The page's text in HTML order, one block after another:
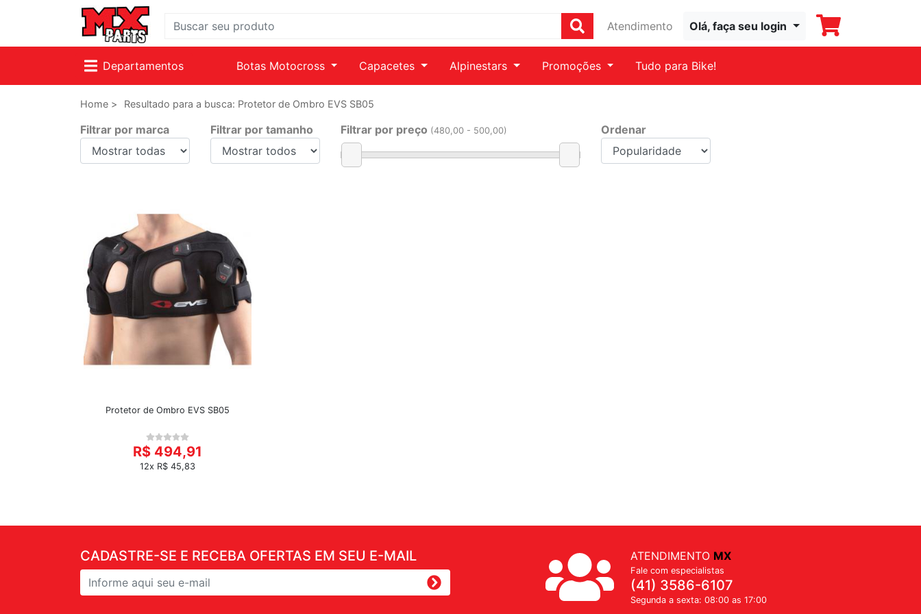
Atendimento Olá, faça seu login
Departamentos Botas Motocross Capacetes Alpinestars Promoções Tudo para Bike!
Home > Resultado para a busca: Protetor de Ombro EVS SB05
Filtrar por marca Filtrar por tamanho Filtrar por preço (480,00 - 500,00) Ordenar
Protetor de Ombro EVS SB05
R$ 494,91
12x R$ 45,83
CADASTRE-SE E RECEBA OFERTAS EM SEU E-MAIL ATENDIMENTO MX
Fale com especialistas
(41) 3586-6107
Segunda a sexta: 08:00 as 17:00